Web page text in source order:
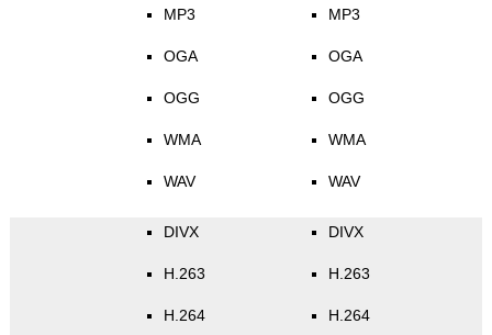
MP3
OGA
OGG
WMA
WAV
MP3
OGA
OGG
WMA
WAV
DIVX
H.263
H.264
DIVX
H.263
H.264